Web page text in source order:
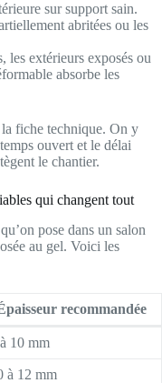
sur support sain.
abritées ou les
les extérieurs exposés ou
absorbe les
fiche technique. On y
ouvert et le délai
le chantier.
qui changent tout
pose dans un salon
au gel. Voici les
recommandée
10 mm
à 12 mm